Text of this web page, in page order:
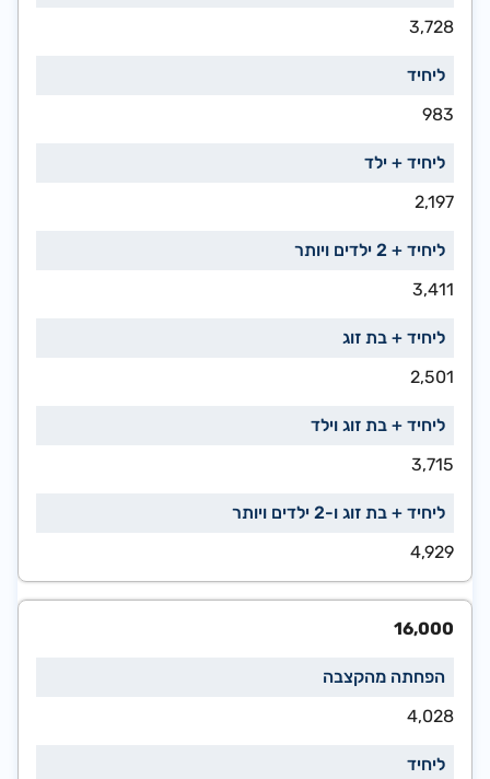
3,728
983
2,197
3,411
2,501
3,715
4,929
16,000
4,028